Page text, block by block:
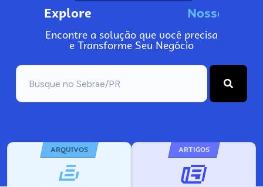
Explore Nosso
Encontre a solução que você precisa
e Transforme Seu Negócio
ARQUIVOS ARTIGOS